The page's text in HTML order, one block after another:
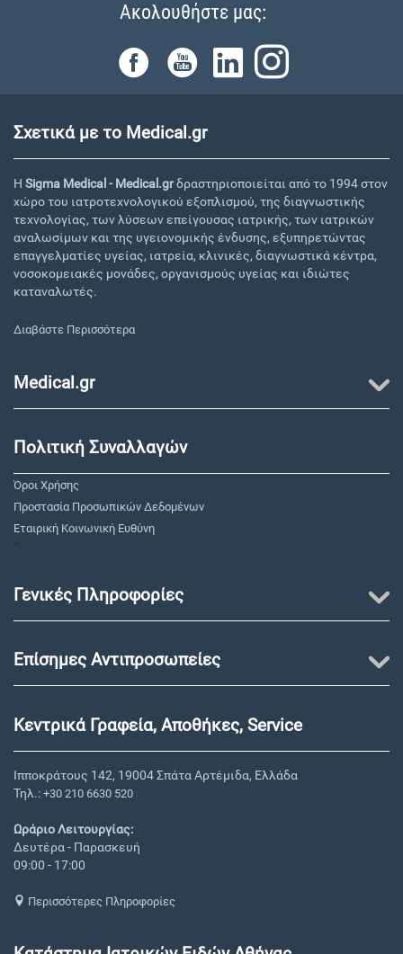
Ακολουθήστε μας:
Σχετικά με το Medical.gr
Η Sigma Medical - Medical.grδραστηριοποιείται από το 1994 στον
χώρο του ιατροτεχνολογικού εξοπλισμού, της διαγνωστικής
τεχνολογίας, των λύσεων επείγουσας ιατρικής, των ιατρικών
αναλωσίμων και της υγειονομικής ένδυσης, εξυπηρετώντας
επαγγελματίες υγείας, ιατρεία, κλινικές, διαγνωστικά κέντρα,
νοσοκομειακές μονάδες, οργανισμούς υγείας και ιδιώτες
καταναλωτές.
Διαβάστε Περισσότερα
Medical.gr
Πολιτική Συναλλαγών
Όροι Χρήσης
Προστασία Προσωπικών Δεδομένων
Εταιρική Κοινωνική Ευθύνη
"
Γενικές Πληροφορίες
Επίσημες Αντιπροσωπείες
Κεντρικά Γραφεία, Αποθήκες, Service
Ιπποκράτους 142, 19004 Σπάτα Αρτέμιδα, Ελλάδα
Τηλ.: +30 210 6630 520
Ωράριο Λειτουργίας:
Δευτέρα - Παρασκευή
09:00 - 17:00
Περισσότερες Πληροφορίες